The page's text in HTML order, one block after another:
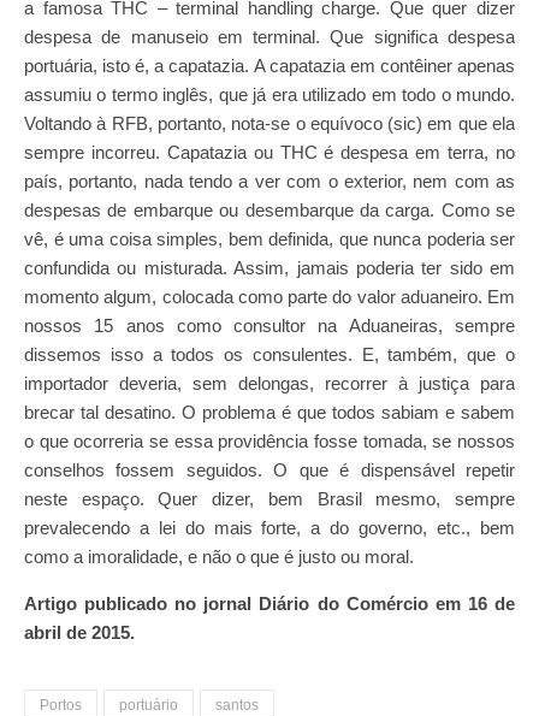
a famosa THC – terminal handling charge. Que quer dizer
despesa de manuseio em terminal. Que significa despesa
portuária, isto é, a capatazia. A capatazia em contêiner apenas
assumiu o termo inglês, que já era utilizado em todo o mundo.
Voltando à RFB, portanto, nota-se o equívoco (sic) em que ela
sempre incorreu. Capatazia ou THC é despesa em terra, no
país, portanto, nada tendo a ver com o exterior, nem com as
despesas de embarque ou desembarque da carga. Como se
vê, é uma coisa simples, bem definida, que nunca poderia ser
confundida ou misturada. Assim, jamais poderia ter sido em
momento algum, colocada como parte do valor aduaneiro. Em
nossos 15 anos como consultor na Aduaneiras, sempre
dissemos isso a todos os consulentes. E, também, que o
importador deveria, sem delongas, recorrer à justiça para
brecar tal desatino. O problema é que todos sabiam e sabem
o que ocorreria se essa providência fosse tomada, se nossos
conselhos fossem seguidos. O que é dispensável repetir
neste espaço. Quer dizer, bem Brasil mesmo, sempre
prevalecendo a lei do mais forte, a do governo, etc., bem
como a imoralidade, e não o que é justo ou moral.
Artigo publicado no jornal Diário do Comércio em 16 de
abril de 2015.
Portos portuário santos